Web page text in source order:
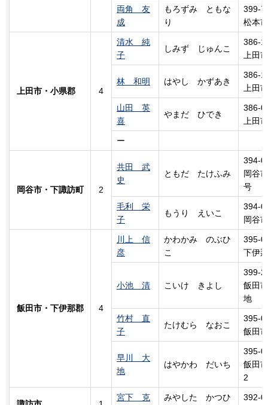
両角 友
成
もろずみ と もな
り
399-
松本
上田市・小県郡 4
清水 純
子
しみず じ ゅんこ
386-
上田
林 和明 はやし かずあき
386-
上田
山田 英
喜
やまだ ひでき
386-
上田
ー
岡谷市・下諏訪町 2
共田 武
史
ともだ たけふみ
394-
岡谷
号
毛利 栄
子
もうり え いこ
394-
岡谷
飯田市・下伊那郡 4
川上 信
彦
かわかみ のぶひ
こ
395-
下伊
小池 清 こいけ きよ し
399-
飯田
地
竹村 直
子
たけむら なおこ
395-
飯田
早川 大
地
はやかわ だいち
395-
飯田
2
宮下 克 みやした かつひ 392-